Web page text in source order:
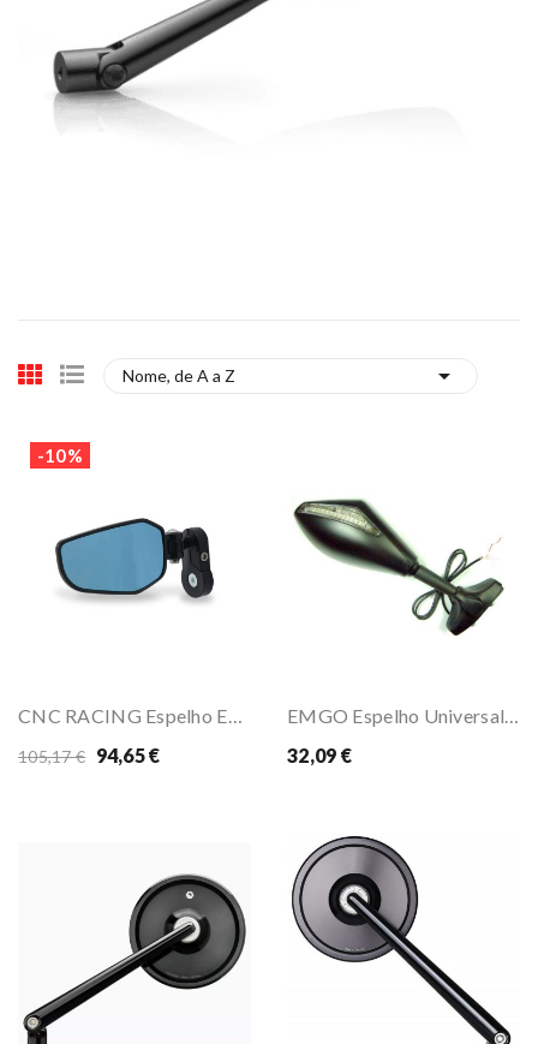
Nome, de A a Z 
-10%
NOVO
CNC RACING Espelho EVO
105,17 € 94,65 €
EMGO Espelho Universal Com Piscas
32,09 €